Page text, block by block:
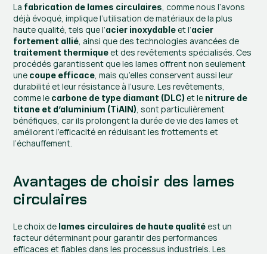
La fabrication de lames circulaires, comme nous l’avons
déjà évoqué, implique l’utilisation de matériaux de la plus
haute qualité, tels que l’acier inoxydable et l’acier
fortement allié
traitement thermique et des revêtements spécialisés. Ces
procédés garantissent que les lames offrent non seulement
une coupe efficace, mais qu’elles conservent aussi leur
durabilité et leur résistance à l’usure. Les revêtements,
comme le carbone de type diamant (DLC) et le nitrure de
titane et d’aluminium (TiAlN), sont particulièrement
bénéfiques, car ils prolongent la durée de vie des lames et
améliorent l’efficacité en réduisant les frottements et
l’échauffement.
Avantages de choisir des lames
circulaires
Le choix de lames circulaires de haute qualité est un
facteur déterminant pour garantir des performances
efficaces et fiables dans les processus industriels. Les